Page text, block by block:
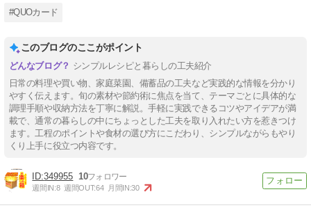
#QUOカード
このブログのここがポイント
シンプルレシピと暮らしの工夫紹介
日常の料理や買い物、家庭菜園、備蓄品の工夫など実践的な情報を分かり
やすく伝えます。旬の素材や節約術に焦点を当て、テーマごとに具体的な
調理手順や収納方法を丁寧に解説。手軽に実践できるコツやアイデアが満
載で、通常の暮らしの中にちょっとした工夫を取り入れたい方を惹きつけ
ます。工程のポイントや食材の選び方にこだわり、シンプルながらもやり
くり上手に役立つ内容です。
349955 10
週間IN:8 週間OUT:64 月間IN:30